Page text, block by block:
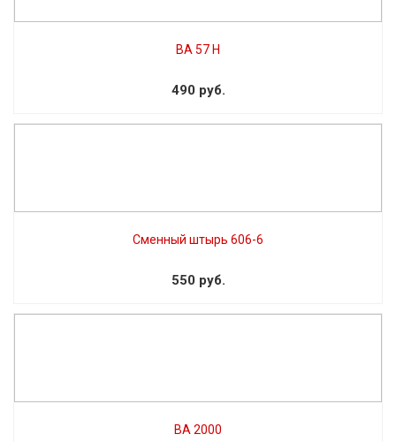
ВА 57 Н
490 руб.
Сменный штырь 606-6
550 руб.
ВА 2000